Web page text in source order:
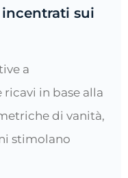
sui
a
in ​​base alla
di vanità,
stimolano